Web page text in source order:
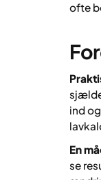
ofte
ind
En
se